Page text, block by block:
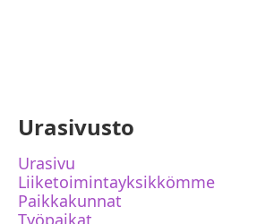
Urasivusto
Urasivu
Liiketoimintayksikkömme
Paikkakunnat
Työpaikat